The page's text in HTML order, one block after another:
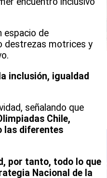
espacio de
destrezas motrices y
la inclusión, igualdad
señalando que
Chile,
las diferentes
por tanto, todo lo que
Nacional de la